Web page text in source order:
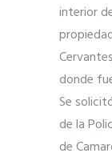
interior
donde
Se
de la
de